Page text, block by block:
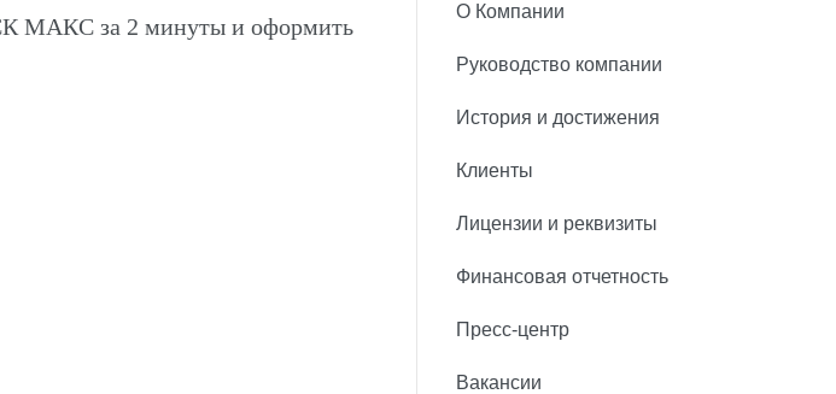
МАКС за 2 минуты и оформить
О Компании
Руководство компании
История и достижения
Клиенты
Лицензии и реквизиты
Финансовая отчетность
Пресс-центр
Вакансии